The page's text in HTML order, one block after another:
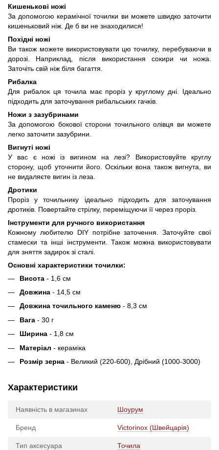
Кишенькові ножі
За допомогою керамічної точилки ви можете швидко заточити
кишеньковий ніж. Де б ви не знаходилися!
Похідні ножі
Ви також можете використовувати цю точилку, перебуваючи в
дорозі. Наприклад, після використання сокири чи ножа.
Заточіть свій ніж біля багаття.
Рибалка
Для рибалок ця точила має проріз у круглому дні. Ідеально
підходить для заточування рибальських гачків.
Ножи з зазубринами
За допомогою бокової сторони точильного олівця ви можете
легко заточити зазубрини.
Вигнуті ножі
У вас є ножі із вигином на лезі? Використовуйте круглу
сторону, щоб уточнити його. Оскільки вона також вигнута, ви
не видаляєте вигин із леза.
Дротики
Проріз у точильнику ідеально підходить для заточування
дротиків. Повертайте стрілку, переміщуючи її через проріз.
Інструменти для ручного використання
Кожному любителю DIY потрібне заточення. Заточуйте свої
стамески та інші інструменти. Також можна використовувати
для зняття задирок зі сталі.
Основні характеристики точилки:
Висота - 1,6 см
Довжина - 14,5 см
Довжина точильного каменю - 8,3 см
Вага - 30 г
Ширина - 1,8 см
Матеріал - кераміка
Розмір зерна - Великий (220-600), Дрібний (1000-3000)
Характеристики
Наявність в магазинах Шоурум
Бренд Victorinox (Швейцарія)
Тип аксесуара Точила